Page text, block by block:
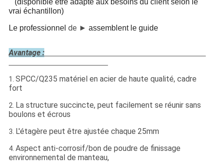
(disponible être adapté aux besoins du client selon le
vrai échantillon)
Le professionnel de ► assemblent le guide
Avantage :
1. SPCC/Q235 matériel en acier de haute qualité, cadre
fort
2. La structure succincte, peut facilement se réunir sans
boulons et écrous
3. L'étagère peut être ajustée chaque 25mm
4. Aspect anti-corrosif/bon de poudre de finissage
environnemental de manteau,